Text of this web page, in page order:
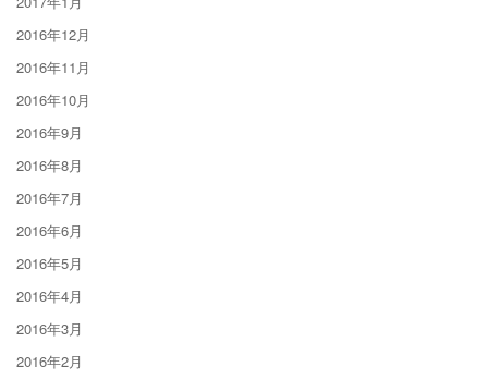
2016年12月
2016年11月
2016年10月
2016年9月
2016年8月
2016年7月
2016年6月
2016年5月
2016年4月
2016年3月
2016年2月